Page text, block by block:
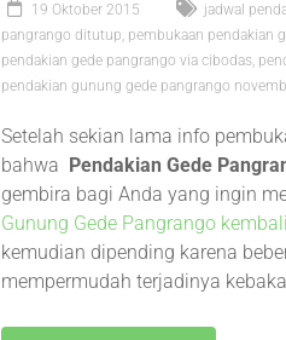
19 Oktober 2015 jadwal
pangrango ditutup, pembukaan pendakian
pendakian gede pangrango via cibodas,
pendakian gunung gede pangrango
Setelah sekian lama info
bahwa Pendakian Gede
gembira bagi Anda yang ingin
Gunung Gede Pangrango
kemudian dipending karena
mempermudah terjadinya